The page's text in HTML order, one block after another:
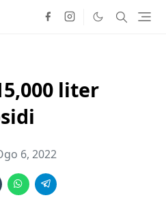
liter
6, 2022